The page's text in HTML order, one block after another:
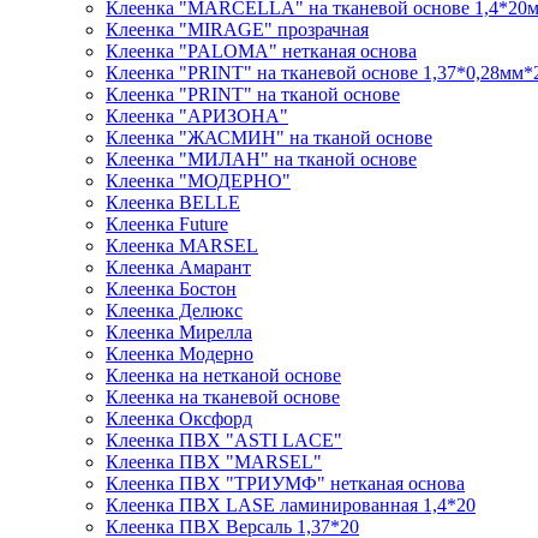
Клеенка "MARCELLA" на тканевой основе 1,4*20м
Клеенка "MIRAGE" прозрачная
Клеенка "PALOMA" нетканая основа
Клеенка "PRINT" на тканевой основе
Клеенка "PRINT" на тканой основе
Клеенка "АРИЗОНА"
Клеенка "ЖАСМИН" на тканой основе
Клеенка "МИЛАН" на тканой основе
Клеенка "МОДЕРНО"
Клеенка BELLE
Клеенка Future
Клеенка MARSEL
Клеенка Амарант
Клеенка Бостон
Клеенка Делюкс
Клеенка Мирелла
Клеенка Модерно
Клеенка на нетканой основе
Клеенка на тканевой основе
Клеенка Оксфорд
Клеенка ПВХ "ASTI LACE"
Клеенка ПВХ "MARSEL"
Клеенка ПВХ "ТРИУМФ" нетканая основа
Клеенка ПВХ LASE ламинированная 1,4*20
Клеенка ПВХ Версаль 1,37*20